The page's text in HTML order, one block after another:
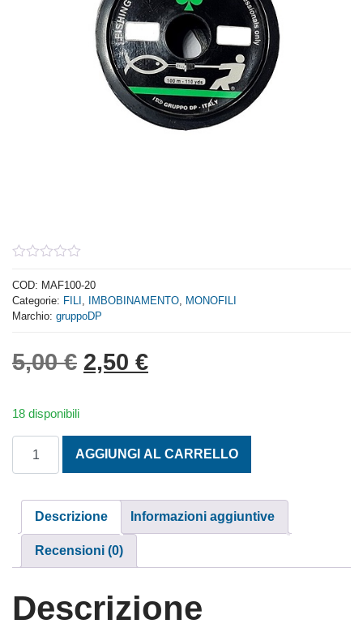
out
of
5
COD: MAF100-20
Categorie: FILI , IMBOBINAMENTO, MONOFILI
Marchio: gruppoDP
5,00€ Il prezzo originale era:
2,50 €Il prezzo attuale è:
18 disponibili
AGGIUNGI AL CARRELLO
Descrizione Informazioni aggiuntive
Recensioni (0)
Descrizione